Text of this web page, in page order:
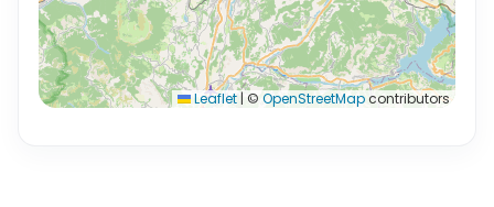
Leaflet | © OpenStreetMapcontributors